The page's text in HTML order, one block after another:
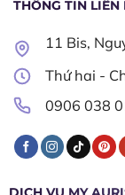
THÔNG TIN LIÊN
11 Bis,
Thứ hai -
0906 038